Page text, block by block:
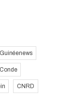
CNRD